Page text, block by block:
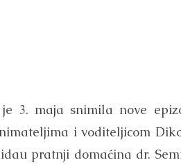
3. maja snimila nove
i voditeljicom
pratnji domaćina dr.